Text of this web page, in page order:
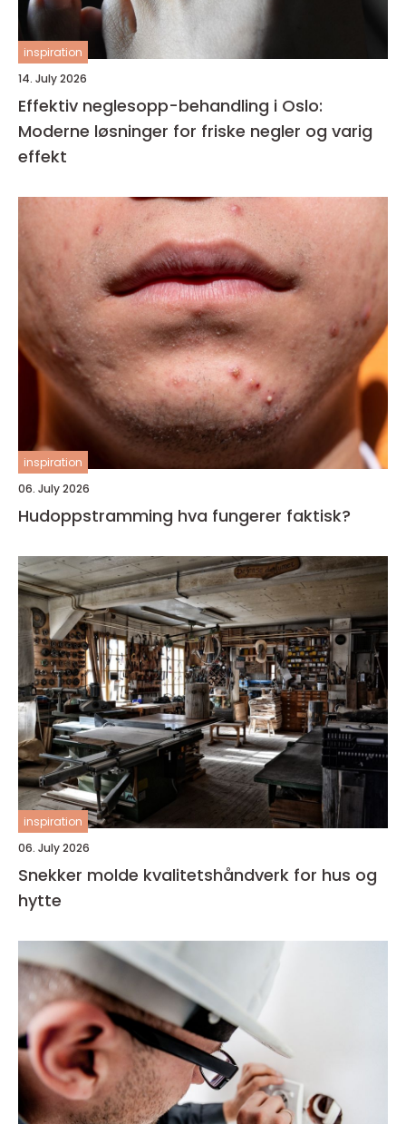
inspiration
14. July 2026
Effektiv neglesopp-behandling i Oslo:
Moderne løsninger for friske negler og varig
effekt
inspiration
06. July 2026
Hudoppstramming hva fungerer faktisk?
inspiration
06. July 2026
Snekker molde kvalitetshåndverk for hus og
hytte